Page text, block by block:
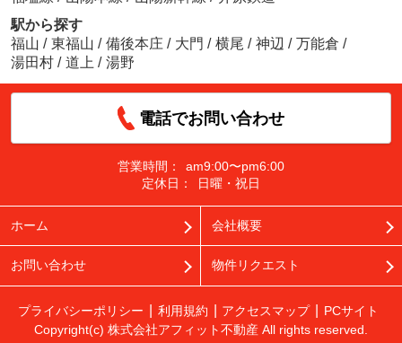
駅から探す
福山 / 東福山 / 備後本庄 / 大門 / 横尾 / 神辺 / 万能倉 /
湯田村 / 道上 / 湯野
電話でお問い合わせ
営業時間：
am9:00〜pm6:00
定休日：
日曜・祝日
ホーム 会社概要
お問い合わせ 物件リクエスト
プライバシーポリシー 利用規約 アクセスマップ
PCサイト
Copyright(c) 株式会社アフィット不動産 All rights reserved.